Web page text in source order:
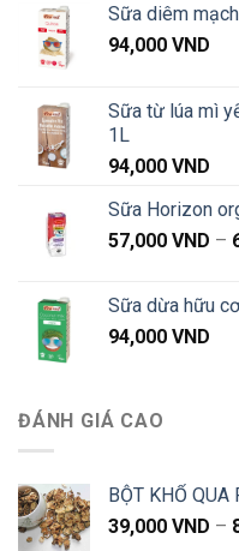
Sữa diêm
94,000 VND
Sữa từ lúa mì
1L
94,000 VND
Sữa Horizon
57,000 VND –
Sữa dừa hữu
94,000 VND
ĐÁNH GIÁ CAO
BỘT KHỔ QUA
39,000 VND –